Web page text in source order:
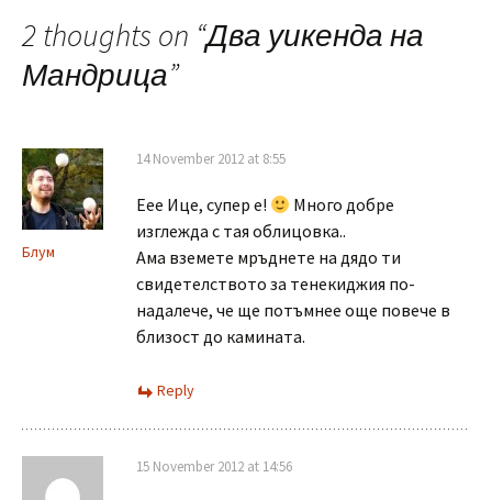
2 thoughts on “Два уикенда на
Мандрица”
Блум
14 November 2012 at 8:55
Еее Ице, супер е!
Много добре
изглежда с тая облицовка..
Ама вземете мръднете на дядо ти
свидетелството за тенекиджия по-
надалече, че ще потъмнее още повече в
близост до камината.
Reply
15 November 2012 at 14:56